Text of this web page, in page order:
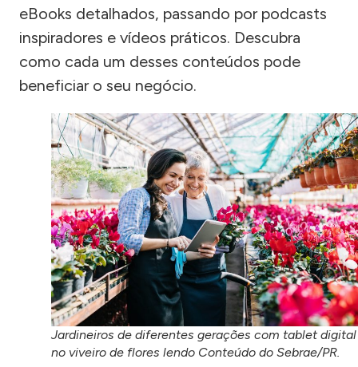
eBooks detalhados, passando por podcasts
inspiradores e vídeos práticos. Descubra
como cada um desses conteúdos pode
beneficiar o seu negócio.
Jardineiros de diferentes gerações com tablet digital
no viveiro de flores lendo Conteúdo do Sebrae/PR.